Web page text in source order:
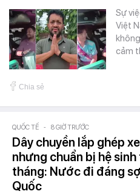
Sự
Việt
cảm
Chia sẻ
QUỐC TẾ - 8 GIỜ TRƯỚC
Dây chuyền lắp ghép
nhưng chuẩn bị hệ
tháng: Nước đi đáng
Quốc